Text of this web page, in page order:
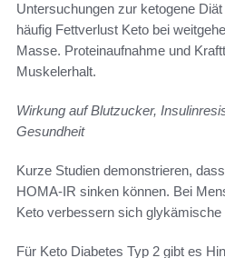
Untersuchungen zur ketogene
häufig Fettverlust Keto bei
Masse. Proteinaufnahme und
Muskelerhalt.
Wirkung auf Blutzucker,
Gesundheit
Kurze Studien demonstrieren,
HOMA‑IR sinken können. Bei
Keto verbessern sich glykämische
Für Keto Diabetes Typ 2 gibt es